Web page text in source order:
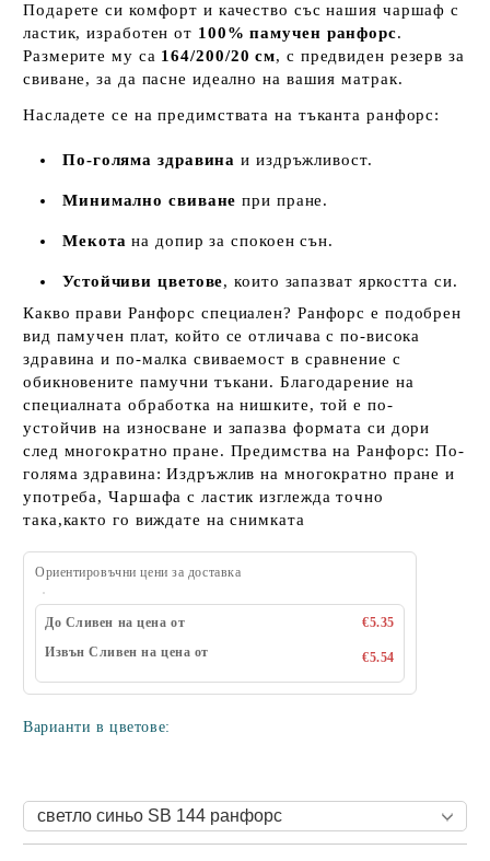
Подарете си комфорт и качество със нашия чаршаф с
ластик, изработен от 100% памучен ранфорс.
Размерите му са 164/200/20 см, с предвиден резерв за
свиване, за да пасне идеално на вашия матрак.
Насладете се на предимствата на тъканта ранфорс:
По-голяма здравина и издръжливост.
Минимално свиване при пране.
Мекота на допир за спокоен сън.
Устойчиви цветове, които запазват яркостта си.
Какво прави Ранфорс специален? Ранфорс е подобрен
вид памучен плат, който се отличава с по-висока
здравина и по-малка свиваемост в сравнение с
обикновените памучни тъкани. Благодарение на
специалната обработка на нишките, той е по-
устойчив на износване и запазва формата си дори
след многократно пране. Предимства на Ранфорс: По-
голяма здравина: Издръжлив на многократно пране и
употреба, Чаршафа с ластик изглежда точно
така,както го виждате на снимката
Ориентировъчни цени за доставка
До Сливен на цена от
€5.35
Извън Сливен на цена от
€5.54
Варианти в цветове: